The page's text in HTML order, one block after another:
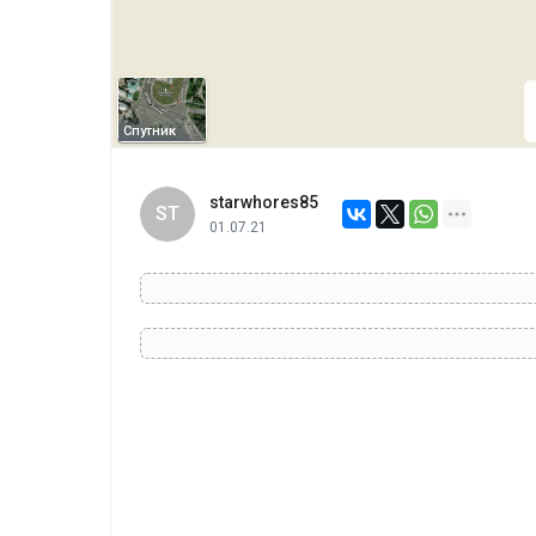
Спутник
ST
starwhores85
01.07.21